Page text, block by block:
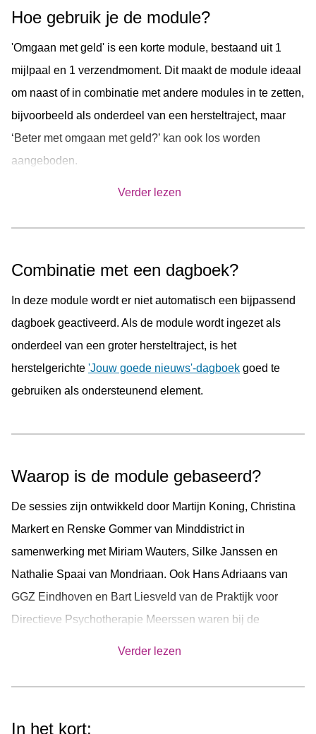
Hoe gebruik je de module?
'Omgaan met geld' is een korte module, bestaand uit 1
mijlpaal en 1 verzendmoment. Dit maakt de module ideaal
om naast of in combinatie met andere modules in te zetten,
bijvoorbeeld als onderdeel van een hersteltraject, maar
‘Beter met omgaan met geld?’ kan ook los worden
aangeboden.
De module is zo ontwikkeld dat die breed kan worden
en maatschappelijke opvang. Zo zijn er video's met
diverse ervaringsdeskundigen toegevoegd uit diverse
zorgtypes, om de herkenning en erkenning voor mensen
die de module gebruiken te vergroten.
Verder lezen
Combinatie met een dagboek?
In deze module wordt er niet automatisch een bijpassend
dagboek geactiveerd. Als de module wordt ingezet als
onderdeel van een groter hersteltraject, is het
herstelgerichte 'Jouw goede nieuws'-dagboek goed te
gebruiken als ondersteunend element.
Waarop is de module gebaseerd?
De sessies zijn ontwikkeld door Martijn Koning, Christina
Markert en Renske Gommer van Minddistrict in
samenwerking met Miriam Wauters, Silke Janssen en
Nathalie Spaai van Mondriaan. Ook Hans Adriaans van
GGZ Eindhoven en Bart Liesveld van de Praktijk voor
Directieve Psychotherapie Meerssen waren bij de
module.
Verder lezen
In het kort: